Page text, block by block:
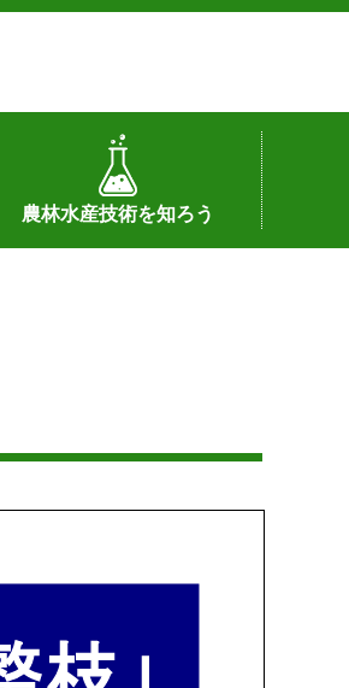
農林水産技術を知ろう
センターの話題
私の試験研究
試験研究課題
第6期中期業務計画
オンライン研究報告
刊行物
知的財産に関する相談窓口